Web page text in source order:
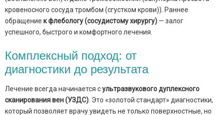
кровеносного сосуда тромбом (сгустком крови)). Раннее
обращение к флебологу (сосудистому хирургу) — залог
успешного, быстрого и комфортного лечения.
Комплексный подход: от
диагностики до результата
Лечение всегда начинается сультразвукового дуплексного
сканирования вен (УЗДС) . Это «золотой стандарт» диагностики,
который позволяет врачу увидеть не только поверхностные, но